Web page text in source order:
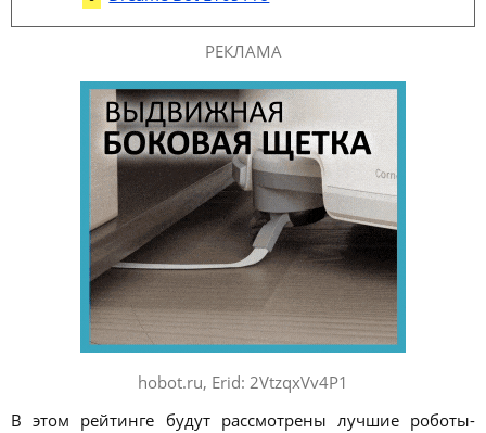
РЕКЛАМА
hobot.ru, Erid: 2VtzqxVv4P1
В этом рейтинге будут рассмотрены лучшие роботы-